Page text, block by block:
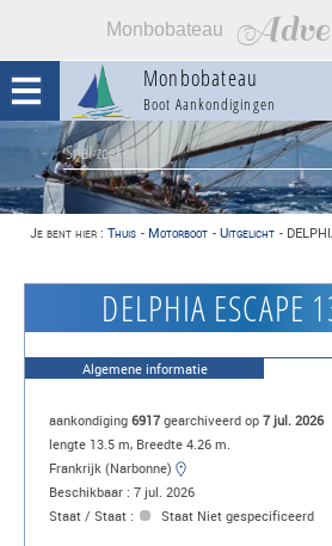
Monbobateau
Monbobateau
Boot Aankondigingen
Je bent hier : Thuis - Motorboot - Uitgelicht -
DELPHIA ESCAPE
Algemene informatie
aankondiging 6917gearchiveerd op 7 jul. 2026
lengte 13.5 m, Breedte 4.26 m.
Frankrijk (Narbonne)
Beschikbaar : 7 jul. 2026
Staat / Staat :
Staat Niet gespecificeerd